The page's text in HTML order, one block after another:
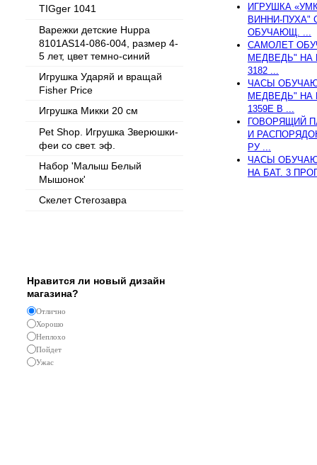
TIGger 1041
Варежки детские Huppa
8101AS14-086-004, размер 4-
5 лет, цвет темно-синий
Игрушка Ударяй и вращай
Fisher Price
Игрушка Микки 20 см
Pet Shop. Игрушка Зверюшки-
феи со свет. эф.
Набор 'Малыш Белый
Мышонок'
Скелет Стегозавра
Нравится ли новый дизайн
магазина?
Отлично
Хорошо
Неплохо
Пойдет
Ужас
ИГРУШКА
ВИННИ-ПУХА"
ОБУЧАЮЩ. ...
САМОЛЕТ
МЕДВЕДЬ" НА
3182 ...
ЧАСЫ
МЕДВЕДЬ" НА
1359E В ...
ГОВОРЯЩИЙ
И
РУ ...
ЧАСЫ
НА БАТ. 3